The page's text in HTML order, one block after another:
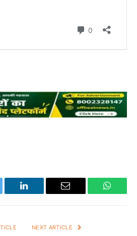
LinkedIn Email
NEXT ARTICLE